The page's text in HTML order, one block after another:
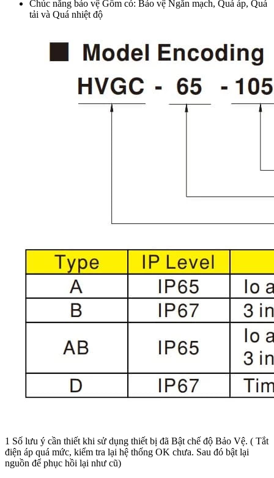
Chúc năng bảo vệ Gồm có: Bảo vệ Ngắn mạch, Quá áp, Quá
tải và Quá nhiệt độ
1 Số lưu ý cần thiết khi sử dụng thiết bị đã Bật chế độ Bảo Vệ. ( Tắt
điện áp quá mức, kiểm tra lại hệ thống OK chưa. Sau đó bật lại
nguồn để phục hồi lại như cũ)